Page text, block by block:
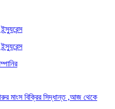
মাংস বিক্রির সিদ্ধান্ত ,আজ থেকে